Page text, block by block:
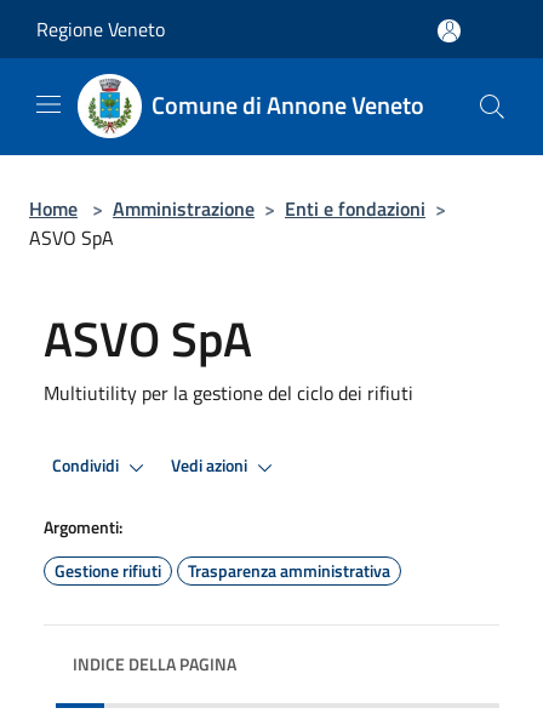
Regione Veneto
Comune di Annone Veneto
Home > Amministrazione > Enti e fondazioni >
ASVO SpA
ASVO SpA
Multiutility per la gestione del ciclo dei rifiuti
Condividi Vedi azioni
Argomenti:
Gestione rifiuti
Trasparenza amministrativa
INDICE DELLA PAGINA